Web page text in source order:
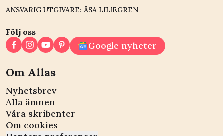
ANSVARIG UTGIVARE: ÅSA LILIEGREN
Följ oss
Google nyheter
Om Allas
Nyhetsbrev
Alla ämnen
Våra skribenter
Om cookies